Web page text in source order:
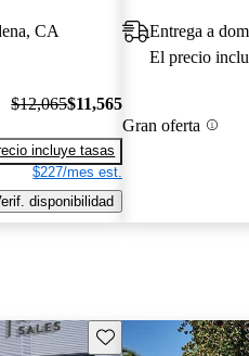
CA
$12,065$11,565
incluye tasas
$227/mes est.
disponibilidad
El precio
Gran oferta
Guarda este Aviso